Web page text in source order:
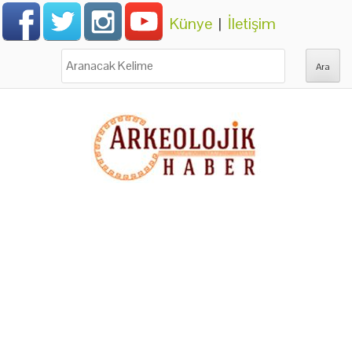
Künye | İletişim